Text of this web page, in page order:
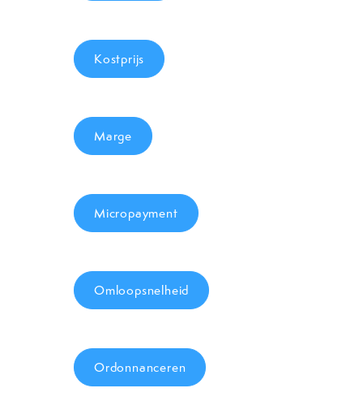
Kostprijs
Marge
Micropayment
Omloopsnelheid
Ordonnanceren